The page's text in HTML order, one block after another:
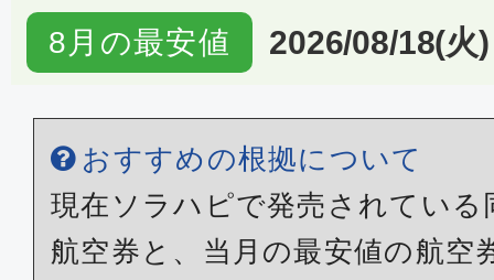
8月の最安値 2026/08/18(火)
おすすめの根拠について
現在ソラハピで発売されている
航空券と、当月の最安値の航空